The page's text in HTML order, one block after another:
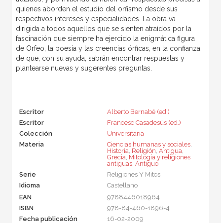
quienes aborden el estudio del orfismo desde sus
respectivos intereses y especialidades. La obra va
dirigida a todos aquellos que se sienten atraídos por la
fascinación que siempre ha ejercido la enigmática figura
de Orfeo, la poesía y las creencias órficas, en la confianza
de que, con su ayuda, sabrán encontrar respuestas y
plantearse nuevas y sugerentes preguntas.
Escritor
Alberto Bernabé (ed.)
Escritor
Francesc Casadesús (ed.)
Colección
Universitaria
Materia
Ciencias humanas y sociales,
Historia Religión Antigua
Grecia Mitología y religiones
antiguas, Antiguo
Serie
Religiones Y Mitos
Idioma
Castellano
EAN
9788446018964
ISBN
978-84-460-1896-4
Fecha publicación
16-02-2009